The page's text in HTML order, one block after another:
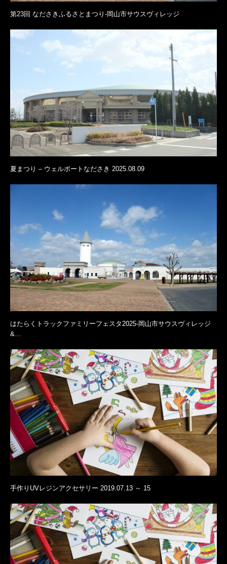
第23回 なださきふるさとまつり-岡山市サウスヴィレッジ
夏まつり – ウェルポートなださき 2025.08.09
はたらくトラックファミリーフェスタ2025-岡山市サウスヴィレッジ
&…
手作りUVレジンアクセサリー 2019.07.13 ～ 15